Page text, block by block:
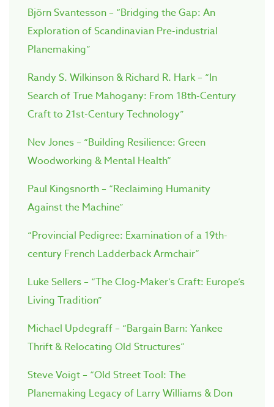
Björn Svantesson – “Bridging the Gap: An
Exploration of Scandinavian Pre-industrial
Planemaking”
Randy S. Wilkinson & Richard R. Hark – “In
Search of True Mahogany: From 18th-Century
Craft to 21st-Century Technology”
Nev Jones – “Building Resilience: Green
Woodworking & Mental Health”
Paul Kingsnorth – “Reclaiming Humanity
Against the Machine”
“Provincial Pedigree: Examination of a 19th-
century French Ladderback Armchair”
Luke Sellers – “The Clog-Maker’s Craft: Europe’s
Living Tradition”
Michael Updegraff – “Bargain Barn: Yankee
Thrift & Relocating Old Structures”
Steve Voigt – “Old Street Tool: The
Planemaking Legacy of Larry Williams & Don